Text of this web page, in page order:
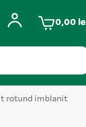
0,00
rotund imblanit